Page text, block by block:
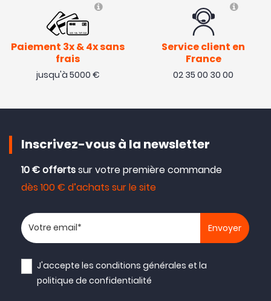
Paiement 3x & 4x sans
frais
jusqu'à 5000 €
Service client en
France
02 35 00 30 00
Inscrivez-vous à la newsletter
10 € offertssur votre première commande
dès 100 € d’achats sur le site
Votre adresse email
J'accepte lesconditions générales et la
politique de confidentialité